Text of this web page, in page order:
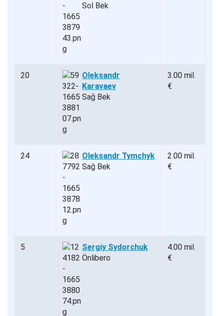
Sol Bek
20
Oleksandr
Karavaev
Sağ Bek
3.00 mil.
€
24
Oleksandr Tymchyk
Sağ Bek
2.00 mil.
€
5
Sergiy Sydorchuk
Önlibero
4.00 mil.
€